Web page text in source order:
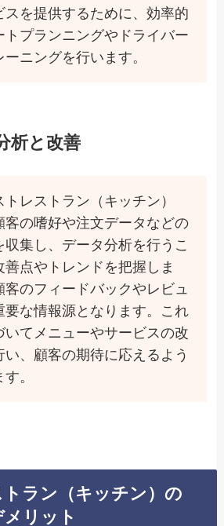
スを提供するために、効率的
トプランニングやドライバー
ーニングを行います。
析と改善
トレストラン（キッチン）
客の嗜好や注文データなどの
収集し、データ分析を行うこ
善点やトレンドを把握しま
客のフィードバックやレビュ
要な情報源となります。これ
いてメニューやサービスの改
い、顧客の期待に応えるよう
。
ラン（キッチン）の
リット